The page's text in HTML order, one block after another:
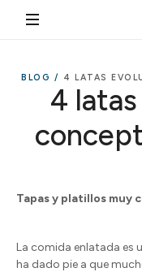
BLOG / 4 LATAS
4
Tapas y platillos muy
La comida enlatada es
ha dado pie a que